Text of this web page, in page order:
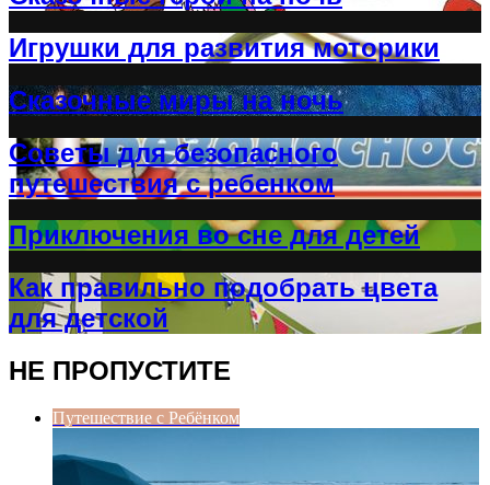
Игрушки для развития моторики
Сказочные миры на ночь
Советы для безопасного
путешествия с ребенком
Приключения во сне для детей
Как правильно подобрать цвета
для детской
НЕ ПРОПУСТИТЕ
Путешествие с Ребёнком